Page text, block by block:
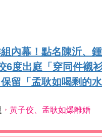
內幕！點名陳沂、
6度出庭「穿同件
留「孟耿如喝剩的
黃子佼、孟耿如爆離婚